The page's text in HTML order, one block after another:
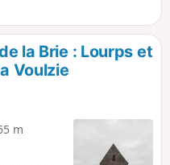
la-Petite recèle
la Brie : Lourps et
Voulzie
m